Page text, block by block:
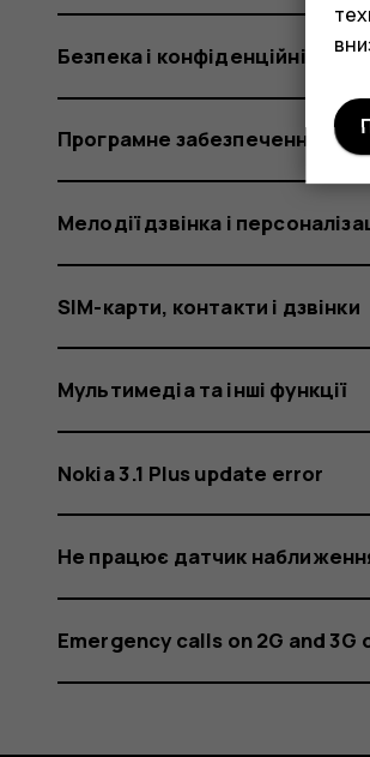
Безпека і конфіденційність
Програмне забезпечення та
Мелодії дзвінка і
SIM-карти, контакти і дзвінки
Мультимедіа та інші функції
Nokia 3.1 Plus update error
Не працює датчик
Emergency calls on 2G and 3G